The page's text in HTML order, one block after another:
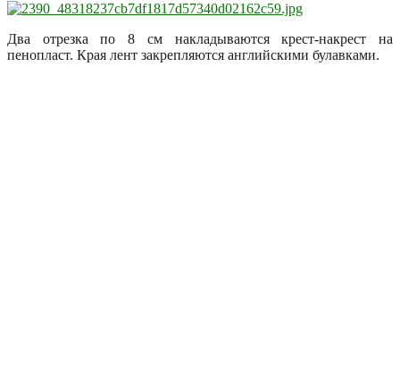
Два отрезка по 8 см накладываются крест-накрест на
пенопласт. Края лент закрепляются английскими булавками.